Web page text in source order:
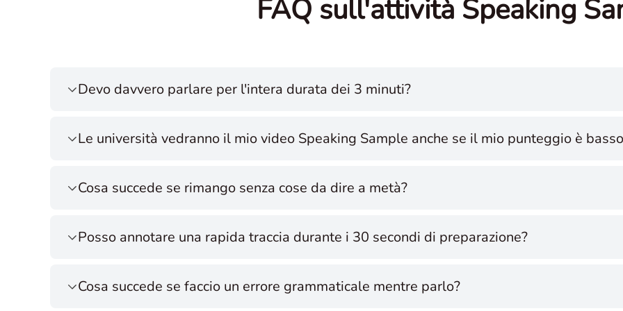
FAQ sull'attività Speaking
Devo davvero parlare per l'intera durata dei 3 minuti?
Le università vedranno il mio video Speaking Sample anche se il mio punteggio è
Cosa succede se rimango senza cose da dire a metà?
Posso annotare una rapida traccia durante i 30 secondi di preparazione?
Cosa succede se faccio un errore grammaticale mentre parlo?